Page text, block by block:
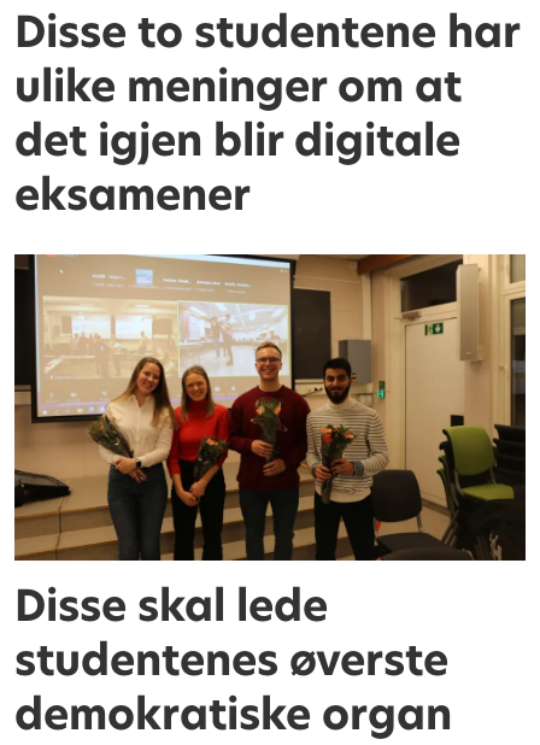
Disse to studentene har
ulike meninger om at
det igjen blir digitale
eksamener
Disse skal lede
studentenes øverste
demokratiske organ